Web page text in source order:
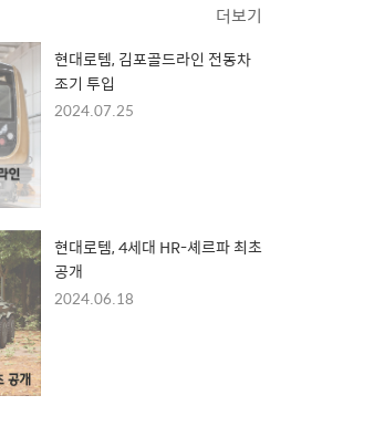
더보기
현대로템, 김포골드라인 전동차
조기 투입
2024.07.25
현대로템, 4세대 HR-셰르파 최초
공개
2024.06.18